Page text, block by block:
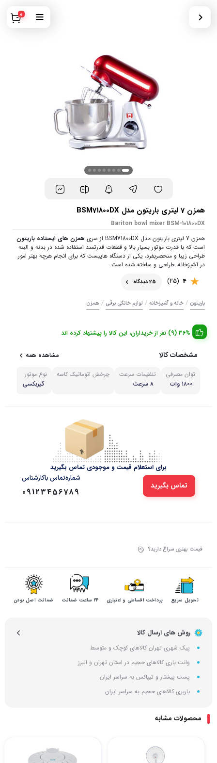
0
همزن 7 لیتری باریتون مدل BSM71800DX
Bariton bowl mixer BSM-101800DX
همزن 7 لیتری باریتون مدل BSM71800DX از سری
همزن های ایستاده باریتون
است که با قدرت موتور بسیار بالا و قطعات قدرتمند استفاده شده در بدنه و البته
طراحی زیبا و منحصربفرد، یکی از دستگاه هاییست که برای انجام هرچه بهتر امور
در آشپزخانه، طراحی و ساخته شده است.
4
(25) 25 دیدگاه
باریتون / خانه و آشپزخانه / لوازم خانگی برقی / همزن
36% (9) نفر از خریداران، این کالا را پیشنهاد کرده اند
مشخصات کالا مشاهده همه
توان مصرفی
۱۸۰۰ وات
تنظیمات سرعت
۸ سرعت
چرخش اتوماتیک کاسه
نوع موتور
گیربکسی
برای استعلام قیمت و موجودی تماس بگیرید
تماس بگیرید
شماره‌تماس‌ با‌کارشناس
09123456789
قیمت بهتری سراغ دارید؟
تحویل سریع پرداخت اقساطی و اعتباری ۲۴ ساعت ضمانت ضمانت اصل بودن
روش های ارسال کالا
پیک شهری تهران کالاهای کوچک و متوسط
وانت باری کالاهای حجیم در استان تهران و البرز
پست پیشتاز و تیپاکس به سراسر ایران
باربری کالاهای حجیم به سراسر ایران
محصولات مشابه